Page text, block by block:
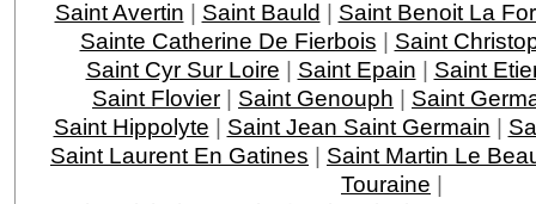
Saint Avertin | Saint Bauld | Saint Benoit La
Sainte Catherine De Fierbois | Saint
Saint Cyr Sur Loire | Saint Epain | Saint
Saint Flovier | Saint Genouph | Saint
Saint Hippolyte | Saint Jean Saint Germain |
Saint Laurent En Gatines | Saint Martin Le
Touraine |